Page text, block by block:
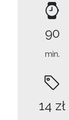
90
min.
14 zł